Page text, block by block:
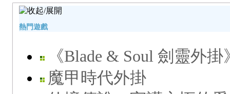
熱門遊戲
《Blade & Soul 劍靈外掛
魔甲時代外掛